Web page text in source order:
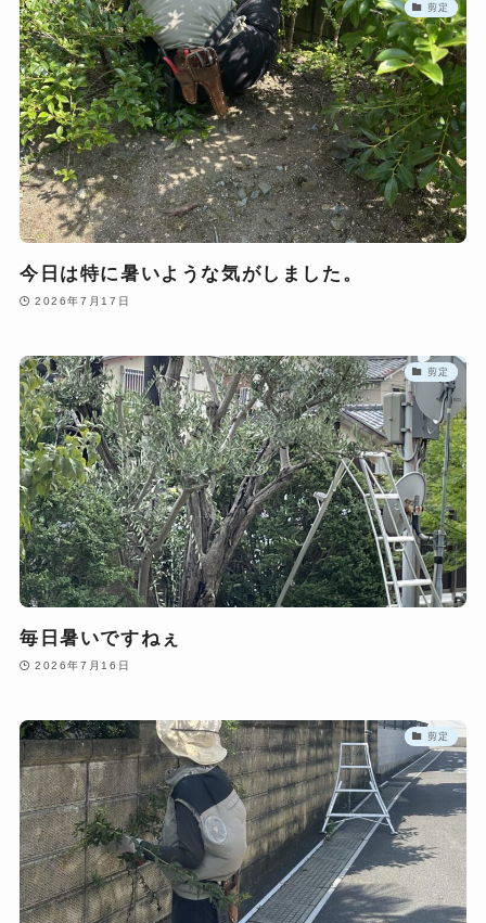
剪定
今日は特に暑いような気がしました。
2026年7月17日
剪定
毎日暑いですねぇ
2026年7月16日
剪定